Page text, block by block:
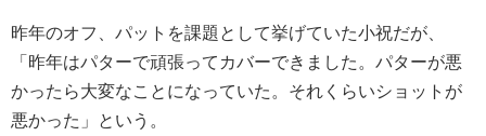
昨年のオフ、パットを課題として挙げていた小祝だが、
「昨年はパターで頑張ってカバーできました。パターが悪
かったら大変なことになっていた。それくらいショットが
悪かった」という。